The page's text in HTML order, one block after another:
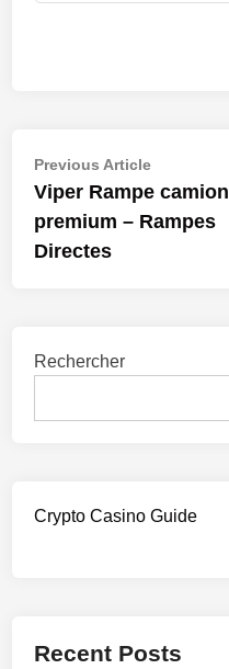
Navigation
de
l’article
Previous ArticlePrevious
article:
Viper Rampe camion
premium – Rampes
Directes
Rechercher
Crypto Casino Guide
Recent Posts